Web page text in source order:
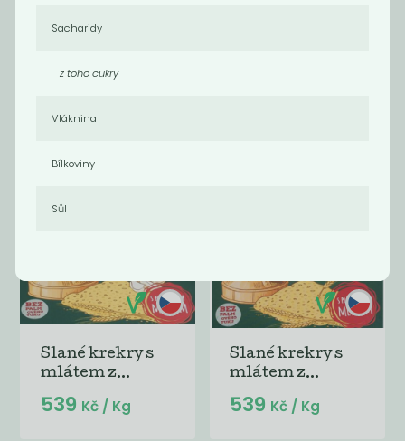
kačenky
Slané krekry s
mlátem z...
539 Kč / Kg
Slané krekry s
mlátem z...
539 Kč / Kg
Sacharidy
z toho cukry
Vláknina
Bílkoviny
Sůl